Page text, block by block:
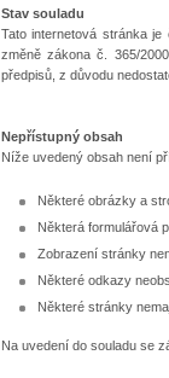
Stav souladu
Tato internetová stránka
změně zákona č. 365/
předpisů, z důvodu
Nepřístupný obsah
Níže uvedený obsah není
Některé obrázky a
Některá formulářová
Zobrazení stránky
Některé odkazy
Některé stránky
Na uvedení do souladu se